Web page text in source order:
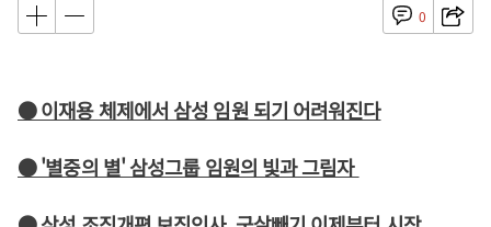
0
● 이재용 체제에서 삼성 임원 되기 어려워진다
● '별중의 별' 삼성그룹 임원의 빛과 그림자